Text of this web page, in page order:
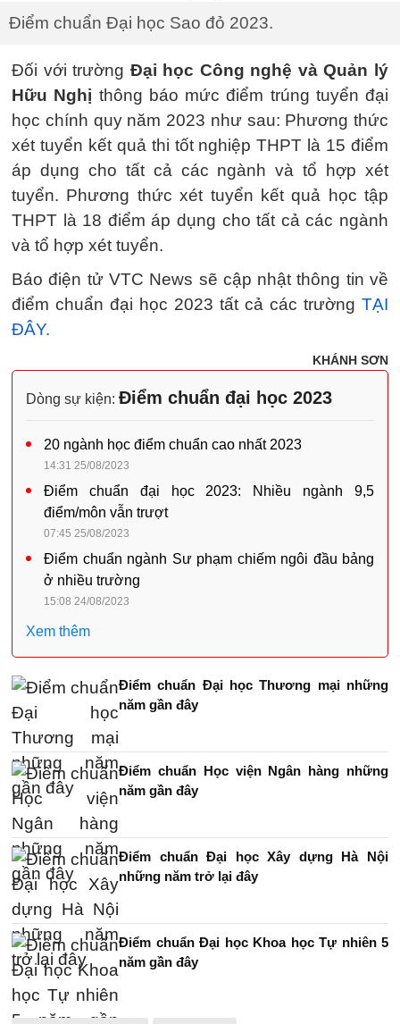
Điểm chuẩn Đại học Sao đỏ 2023.
Đối với trường Đại học Công nghệ và Quản lý
Hữu Nghị thông báo mức điểm trúng tuyển đại
học chính quy năm 2023 như sau: Phương thức
xét tuyển kết quả thi tốt nghiệp THPT là 15 điểm
áp dụng cho tất cả các ngành và tổ hợp xét
tuyển. Phương thức xét tuyển kết quả học tập
THPT là 18 điểm áp dụng cho tất cả các ngành
và tổ hợp xét tuyển.
Báo điện tử VTC News sẽ cập nhật thông tin về
điểm chuẩn đại học 2023 tất cả các trường TẠI
ĐÂY.
KHÁNH SƠN
Dòng sự kiện: Điểm chuẩn đại học 2023
20 ngành học điểm chuẩn cao nhất 2023
14:31 25/08/2023
Điểm chuẩn đại học 2023: Nhiều ngành 9,5
điểm/môn vẫn trượt
07:45 25/08/2023
Điểm chuẩn ngành Sư phạm chiếm ngôi đầu bảng
ở nhiều trường
15:08 24/08/2023
Xem thêm
Điểm chuẩn Đại học Thương mại những
năm gần đây
Điểm chuẩn Học viện Ngân hàng những
năm gần đây
Điểm chuẩn Đại học Xây dựng Hà Nội
những năm trở lại đây
Điểm chuẩn Đại học Khoa học Tự nhiên 5
năm gần đây